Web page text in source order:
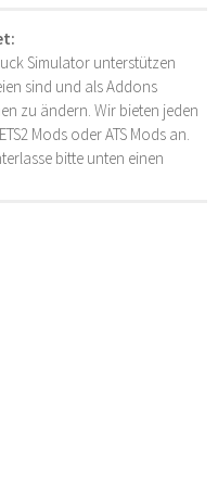
Simulator unterstützen
sind und als Addons
zu ändern. Wir bieten jeden
Mods oder ATS Mods an.
bitte unten einen